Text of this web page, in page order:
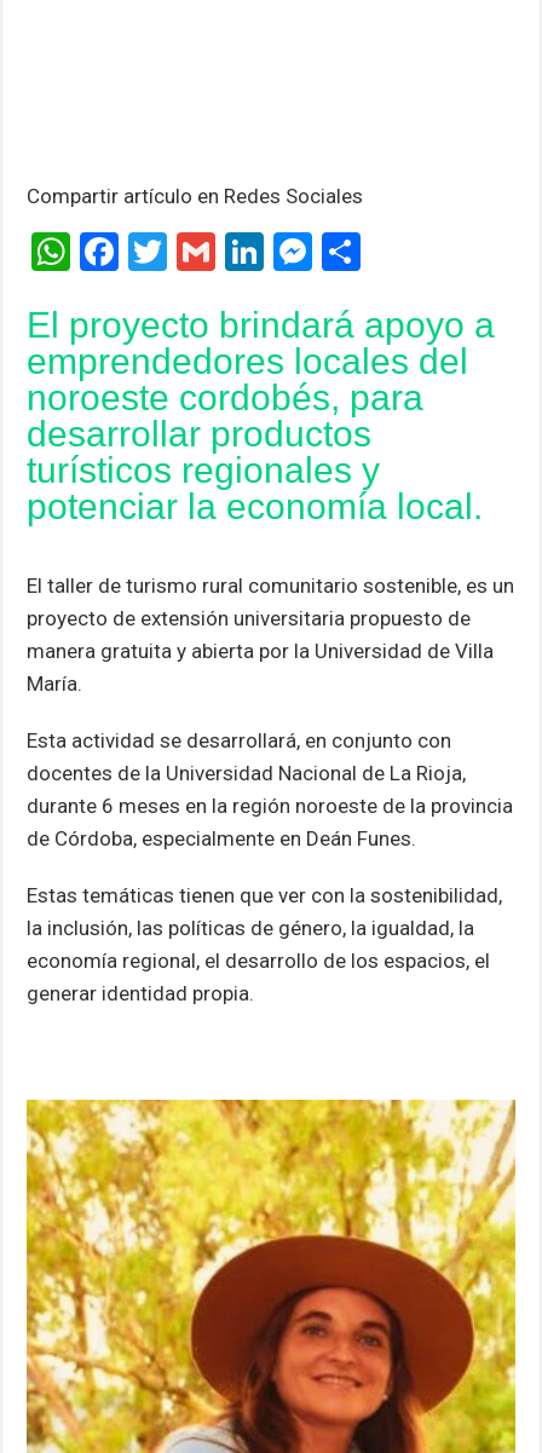
Compartir artículo en Redes Sociales
W
at
s
A
p
p
F
ce
b
o
o
k
T
tt
er
G
ail
Li
ke
dI
n
M
se
n
g
er
m
p
ar
tir
El proyecto brindará apoyo a
emprendedores locales del
noroeste cordobés, para
desarrollar productos
turísticos regionales y
potenciar la economía local.
El taller de turismo rural comunitario sostenible, es un
proyecto de extensión universitaria propuesto de
manera gratuita y abierta por la Universidad de Villa
María.
Esta actividad se desarrollará, en conjunto con
docentes de la Universidad Nacional de La Rioja,
durante 6 meses en la región noroeste de la provincia
de Córdoba, especialmente en Deán Funes.
Estas temáticas tienen que ver con la sostenibilidad,
la inclusión, las políticas de género, la igualdad, la
economía regional, el desarrollo de los espacios, el
generar identidad propia.